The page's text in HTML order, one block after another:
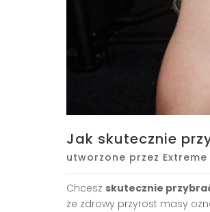
Jak skutecznie
utworzone przez
Chcesz skutecznie
że zdrowy przyrost masy